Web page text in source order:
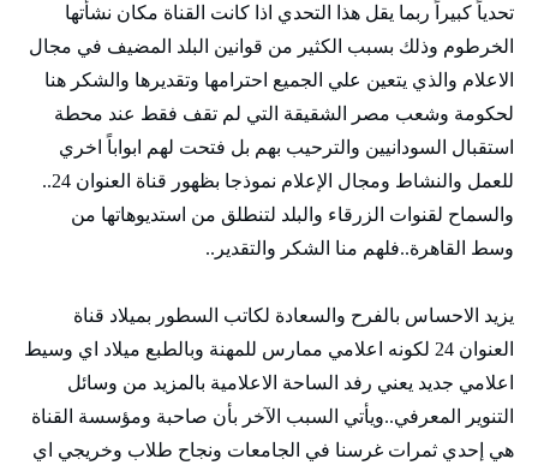
تحدياً كبيراً ربما يقل هذا التحدي اذا كانت القناة مكان نشأتها
الخرطوم وذلك بسبب الكثير من قوانين البلد المضيف في مجال
الاعلام والذي يتعين علي الجميع احترامها وتقديرها والشكر هنا
لحكومة وشعب مصر الشقيقة التي لم تقف فقط عند محطة
استقبال السودانيين والترحيب بهم بل فتحت لهم ابواباً اخري
للعمل والنشاط ومجال الإعلام نموذجا بظهور قناة العنوان 24..
والسماح لقنوات الزرقاء والبلد لتنطلق من استديوهاتها من
وسط القاهرة..فلهم منا الشكر والتقدير..
يزيد الاحساس بالفرح والسعادة لكاتب السطور بميلاد قناة
العنوان 24 لكونه اعلامي ممارس للمهنة وبالطبع ميلاد اي وسيط
اعلامي جديد يعني رفد الساحة الاعلامية بالمزيد من وسائل
التنوير المعرفي..ويأتي السبب الآخر بأن صاحبة ومؤسسة القناة
هي إحدي ثمرات غرسنا في الجامعات ونجاح طلاب وخريجي اي